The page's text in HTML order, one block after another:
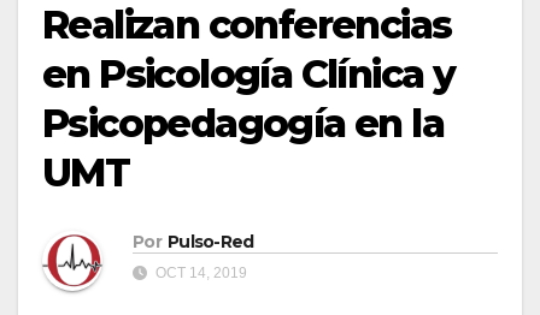
Realizan conferencias
en Psicología Clínica y
Psicopedagogía en la
UMT
Por Pulso-Red
OCT 14, 2019